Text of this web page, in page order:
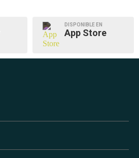
DISPONIBLE EN
App Store